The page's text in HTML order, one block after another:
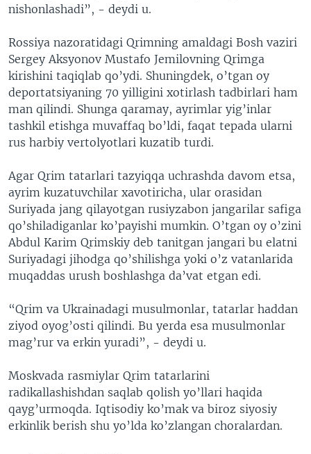
nishonlashadi”, - deydi u.
Rossiya nazoratidagi Qrimning amaldagi Bosh vaziri
Sergey Aksyonov Mustafo Jemilovning Qrimga
kirishini taqiqlab qo’ydi. Shuningdek, o’tgan oy
deportatsiyaning 70 yilligini xotirlash tadbirlari ham
man qilindi. Shunga qaramay, ayrimlar yig’inlar
tashkil etishga muvaffaq bo’ldi, faqat tepada ularni
rus harbiy vertolyotlari kuzatib turdi.
Agar Qrim tatarlari tazyiqqa uchrashda davom etsa,
ayrim kuzatuvchilar xavotiricha, ular orasidan
Suriyada jang qilayotgan rusiyzabon jangarilar safiga
qo’shiladiganlar ko’payishi mumkin. O’tgan oy o’zini
Abdul Karim Qrimskiy deb tanitgan jangari bu elatni
Suriyadagi jihodga qo’shilishga yoki o’z vatanlarida
muqaddas urush boshlashga da’vat etgan edi.
“Qrim va Ukrainadagi musulmonlar, tatarlar haddan
ziyod oyog’osti qilindi. Bu yerda esa musulmonlar
mag’rur va erkin yuradi”, - deydi u.
Moskvada rasmiylar Qrim tatarlarini
radikallashishdan saqlab qolish yo’llari haqida
qayg’urmoqda. Iqtisodiy ko’mak va biroz siyosiy
erkinlik berish shu yo’lda ko’zlangan choralardan.